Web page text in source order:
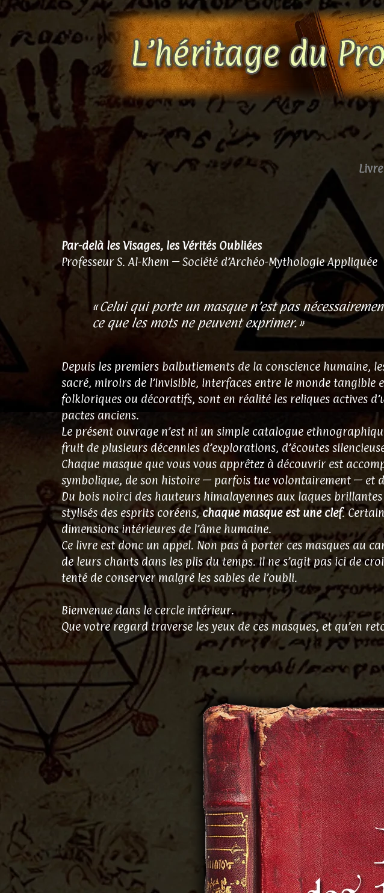
Aller
contenu
Par-delà les Visages, les Vérités Oubliées
Professeur S. Al-Khem – Société d’Archéo-Mythologie Appliquée
« Celui qui porte un masque n’est pas
ce que les mots ne peuvent exprimer. »
Depuis les premiers balbutiements de la conscience humaine,
sacré, miroirs de l’invisible, interfaces entre le monde tangible
folkloriques ou décoratifs, sont en réalité les reliques actives
pactes anciens.
Le présent ouvrage n’est ni un simple catalogue
fruit de plusieurs décennies d’explorations, d’écoutes
Chaque masque que vous vous apprêtez à découvrir est
symbolique, de son histoire — parfois tue volontairement — et
Du bois noirci des hauteurs himalayennes aux laques
stylisés des esprits coréens,chaque masque est une clef.
dimensions intérieures de l’âme humaine.
Ce livre est donc un appel. Non pas à porter ces masques au
de leurs chants dans les plis du temps. Il ne s’agit pas ici de
tenté de conserver malgré les sables de l’oubli.
Bienvenue dans le cercle intérieur.
Que votre regard traverse les yeux de ces masques, et qu’en